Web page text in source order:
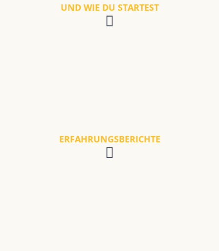
UND WIE DU STARTEST
ERFAHRUNGSBERICHTE